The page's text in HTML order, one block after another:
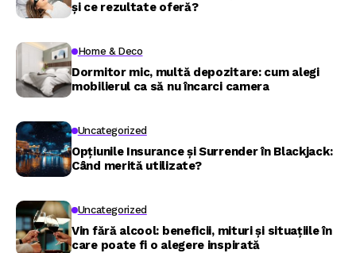
și ce rezultate oferă?
Home & Deco
Dormitor mic, multă depozitare: cum alegi
mobilierul ca să nu încarci camera
Uncategorized
Opțiunile Insurance și Surrender în Blackjack:
Când merită utilizate?
Uncategorized
Vin fără alcool: beneficii, mituri și situațiile în
care poate fi o alegere inspirată